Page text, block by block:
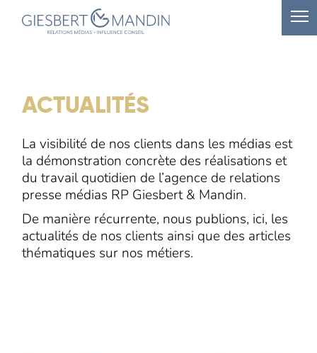
ACTUALITÉS
La visibilité de nos clients dans les médias est
la démonstration concrète des réalisations et
du travail quotidien de l’agence de relations
presse médias RP Giesbert & Mandin.
De manière récurrente, nous publions, ici, les
actualités de nos clients ainsi que des articles
thématiques sur nos métiers.